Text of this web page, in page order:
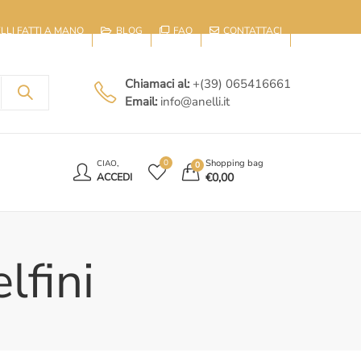
FATTI A MANO BLOG FAQ CONTATTACI
Chiamaci al: +(39) 065416661
Email: info@anelli.it
CIAO,
ACCEDI
0 0 Shopping bag
€0,00